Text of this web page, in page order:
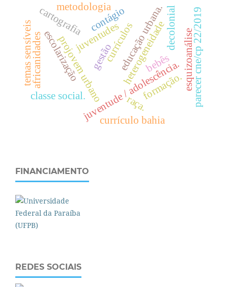
currículos
projovem urbanojuventude / adolescência.
e
d
u
c
a
ç
ã
o
u
r
b
a
n
a
.
classe social. raça.
gestão
juventudes
escolarização heterogeneidade esquizoanálise
formação.
decolonial parecer cne/cp 22/2019
bebês
contágio
cartografia
currículo bahia
metodologia
africanidades
temas sensíveis
FINANCIAMENTO
REDES SOCIAIS